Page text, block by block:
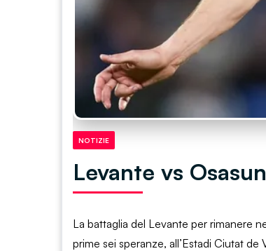
NOTIZIE
Levante vs
La battaglia del Levante per rimanere
prime sei speranze, all’Estadi Ciutat de